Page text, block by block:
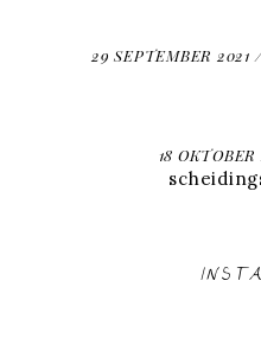
29 SEPTEMBER 2021
18 OKTOBER